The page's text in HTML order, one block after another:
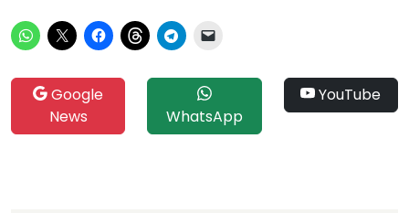
Google
News
WhatsApp
YouTube